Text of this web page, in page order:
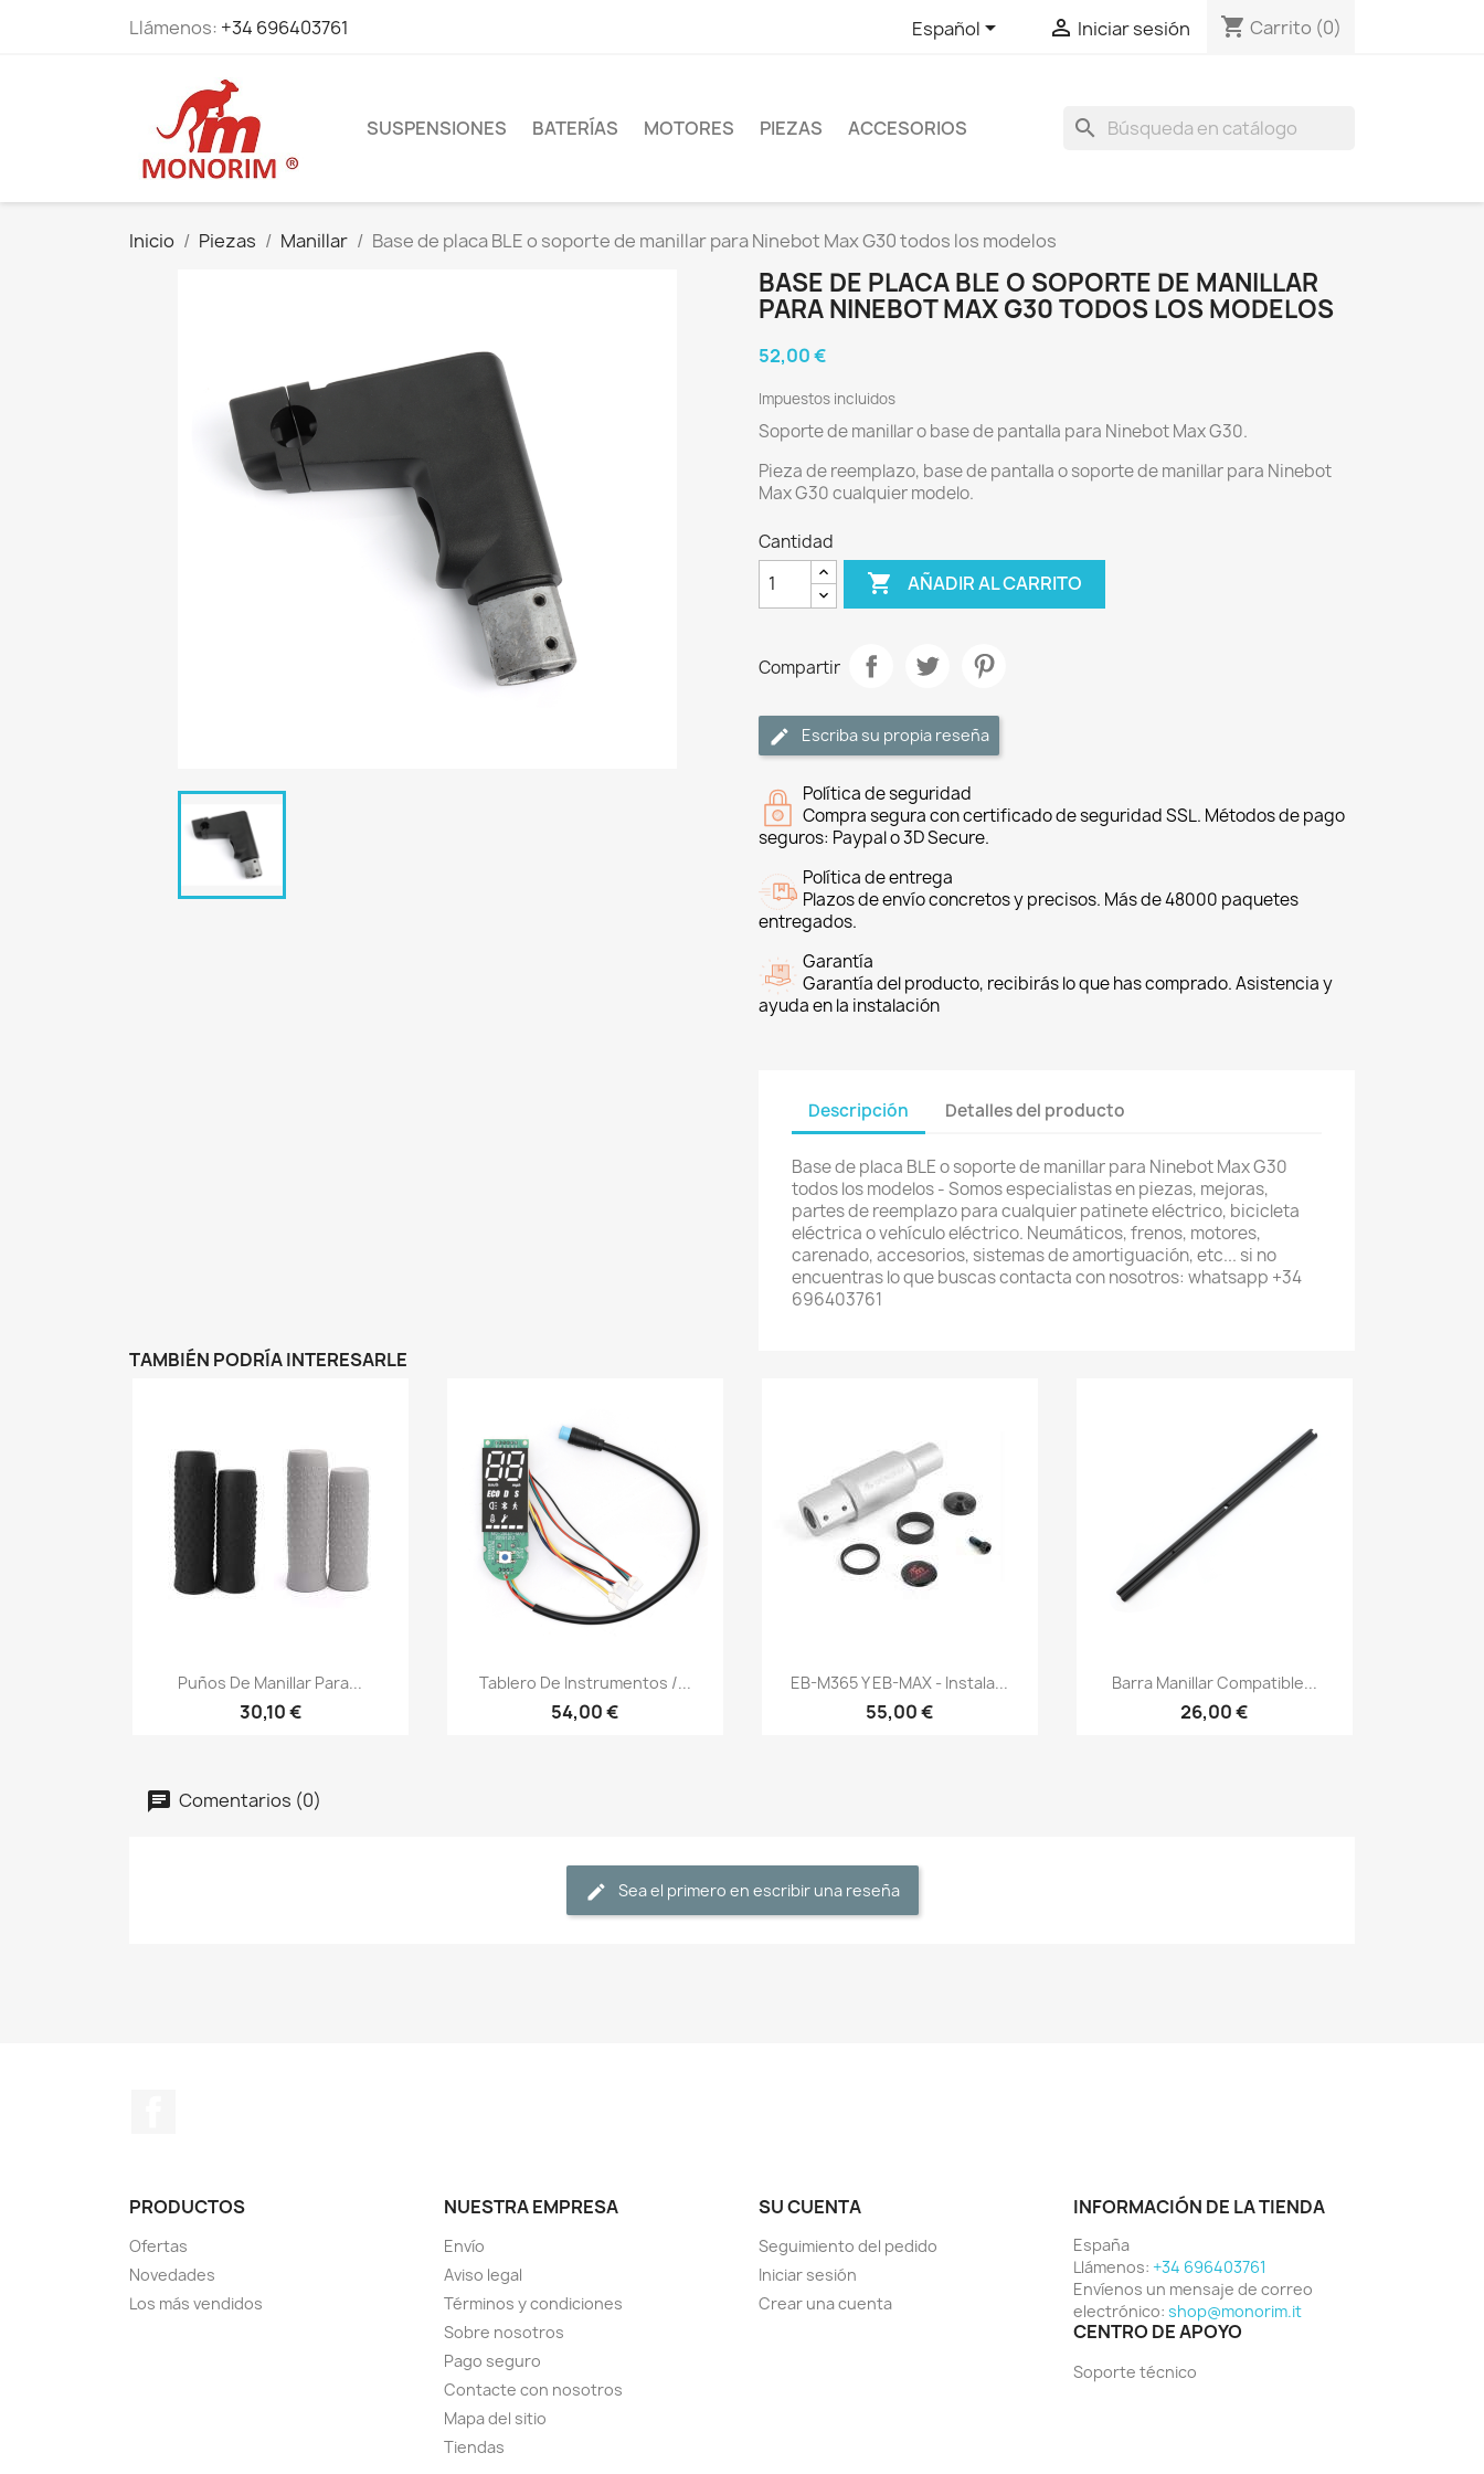
Llámenos: +34 696403761 Español  Iniciar sesión shopping_cart Carrito (0)
SUSPENSIONES BATERÍAS MOTORES PIEZAS ACCESORIOS search
Inicio Piezas Manillar Base de placa BLE o soporte de manillar para Ninebot Max G30 todos los modelos
BASE DE PLACA BLE O SOPORTE DE MANILLAR
PARA NINEBOT MAX G30 TODOS LOS MODELOS
52,00 €
Impuestos incluidos
Soporte de manillar o base de pantalla para Ninebot Max G30.
Pieza de reemplazo, base de pantalla o soporte de manillar para Ninebot
Max G30 cualquier modelo.
Cantidad
 AÑADIR AL CARRITO
Compartir
Escriba su propia reseña
Política de seguridad
Compra segura con certificado de seguridad SSL. Métodos de pago
seguros: Paypal o 3D Secure.
Política de entrega
Plazos de envío concretos y precisos. Más de 48000 paquetes
entregados.
Garantía
Garantía del producto, recibirás lo que has comprado. Asistencia y
ayuda en la instalación
Descripción Detalles del producto
Base de placa BLE o soporte de manillar para Ninebot Max G30
todos los modelos - Somos especialistas en piezas, mejoras,
partes de reemplazo para cualquier patinete eléctrico, bicicleta
eléctrica o vehículo eléctrico. Neumáticos, frenos, motores,
carenado, accesorios, sistemas de amortiguación, etc... si no
encuentras lo que buscas contacta con nosotros: whatsapp +34
696403761
TAMBIÉN PODRÍA INTERESARLE
Vista rápida
Puños De Manillar Para...
30,10 €
Vista rápida
Tablero De Instrumentos /...
54,00 €
Vista rápida
EB-M365 Y EB-MAX - Instala...
55,00 €
Vista rápida
Barra Manillar Compatible...
26,00 €
Comentarios (0)
Sea el primero en escribir una reseña
PRODUCTOS
Ofertas
Novedades
Los más vendidos
NUESTRA EMPRESA
Envío
Aviso legal
Términos y condiciones
Sobre nosotros
Pago seguro
Contacte con nosotros
Mapa del sitio
Tiendas
SU CUENTA
Seguimiento del pedido
Iniciar sesión
Crear una cuenta
INFORMACIÓN DE LA TIENDA
España
Llámenos: +34 696403761
Envíenos un mensaje de correo
electrónico: shop@monorim.it
CENTRO DE APOYO
Soporte técnico